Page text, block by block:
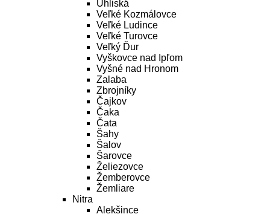
Uhliská
Veľké Kozmálovce
Veľké Ludince
Veľké Turovce
Veľký Ďur
Vyškovce nad Ipľom
Vyšné nad Hronom
Zalaba
Zbrojníky
Čajkov
Čaka
Čata
Šahy
Šalov
Šarovce
Želiezovce
Žemberovce
Žemliare
Nitra
Alekšince